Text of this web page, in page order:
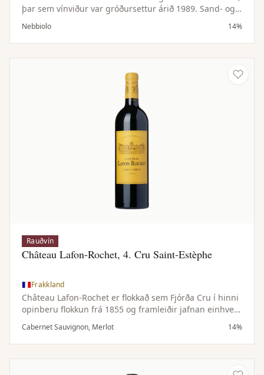
þar sem vínviður var gróðursettur árið 1989. Sand- og
leirblandin jörð mótar fíngerð tannín og einkennandi
ilm. Eftir hefðbundna gerjun þroskast vínið í stórum
eikartunnum sem styrkja byggingu en varðveita
Nebbiolo 14%
Rauðvín
Château Lafon-Rochet, 4. Cru Saint-Estèphe
Frakkland
Château Lafon-Rochet er flokkað sem Fjórða Cru í hinni
opinberu flokkun frá 1855 og framleiðir jafnan einhver
áhugaverðustu vín Saint-Estèphe. Árleg framleiðsla
aðalvínsins er um 10.000 kassar með áherslu á gæði og
jafnvægi.
Cabernet Sauvignon, Merlot 14%